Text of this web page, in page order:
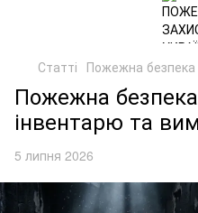
Статті Пожежна безпека
Пожежна безпека
інвентарю та
5 липня 2026